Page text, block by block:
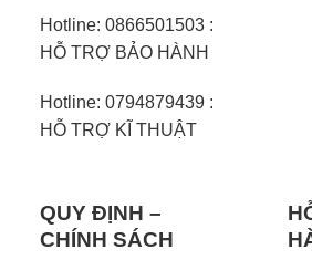
Hotline: 0866501503 :
HỖ TRỢ BẢO HÀNH
Hotline: 0794879439 :
HỖ TRỢ KĨ THUẬT
QUY ĐỊNH –
CHÍNH SÁCH